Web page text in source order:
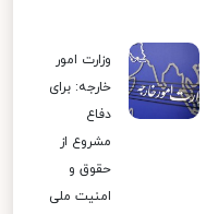
وزارت امور
خارجه: برای
دفاع
مشروع از
حقوق و
امنیت ملی